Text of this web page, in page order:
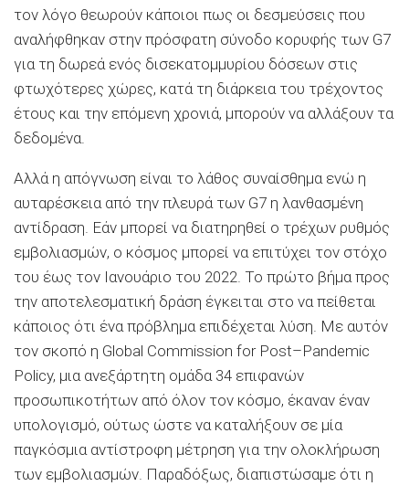
τον λόγο θεωρούν κάποιοι πως οι δεσμεύσεις που
αναλήφθηκαν στην πρόσφατη σύνοδο κορυφής των G7
για τη δωρεά ενός δισεκατομμυρίου δόσεων στις
φτωχότερες χώρες, κατά τη διάρκεια του τρέχοντος
έτους και την επόμενη χρονιά, μπορούν να αλλάξουν τα
δεδομένα.
Αλλά η απόγνωση είναι το λάθος συναίσθημα ενώ η
αυταρέσκεια από την πλευρά των G7 η λανθασμένη
αντίδραση. Εάν μπορεί να διατηρηθεί ο τρέχων ρυθμός
εμβολιασμών, ο κόσμος μπορεί να επιτύχει τον στόχο
του έως τον Ιανουάριο του 2022. Το πρώτο βήμα προς
την αποτελεσματική δράση έγκειται στο να πείθεται
κάποιος ότι ένα πρόβλημα επιδέχεται λύση. Με αυτόν
τον σκοπό η Global Commission for Post–Pandemic
Policy, μια ανεξάρτητη ομάδα 34 επιφανών
προσωπικοτήτων από όλον τον κόσμο, έκαναν έναν
υπολογισμό, ούτως ώστε να καταλήξουν σε μία
παγκόσμια αντίστροφη μέτρηση για την ολοκλήρωση
των εμβολιασμών. Παραδόξως, διαπιστώσαμε ότι η